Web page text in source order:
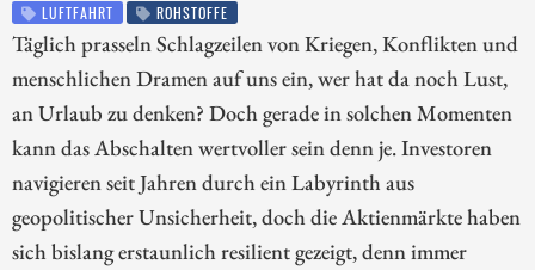
LUFTFAHRT
ROHSTOFFE
Täglich prasseln Schlagzeilen von Kriegen, Konflikten und
menschlichen Dramen auf uns ein, wer hat da noch Lust,
an Urlaub zu denken? Doch gerade in solchen Momenten
kann das Abschalten wertvoller sein denn je. Investoren
navigieren seit Jahren durch ein Labyrinth aus
geopolitischer Unsicherheit, doch die Aktienmärkte haben
sich bislang erstaunlich resilient gezeigt, denn immer